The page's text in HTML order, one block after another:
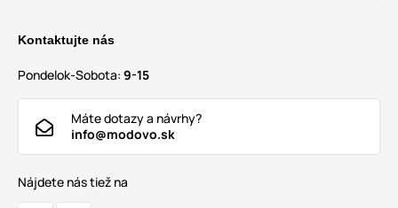
Kontaktujte nás
Pondelok-Sobota: 9-15
Máte dotazy a návrhy?
info@modovo.sk
Nájdete nás tiež na